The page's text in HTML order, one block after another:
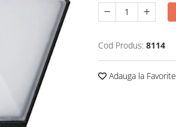
Cod Produs: 8114
Adauga la Favorite